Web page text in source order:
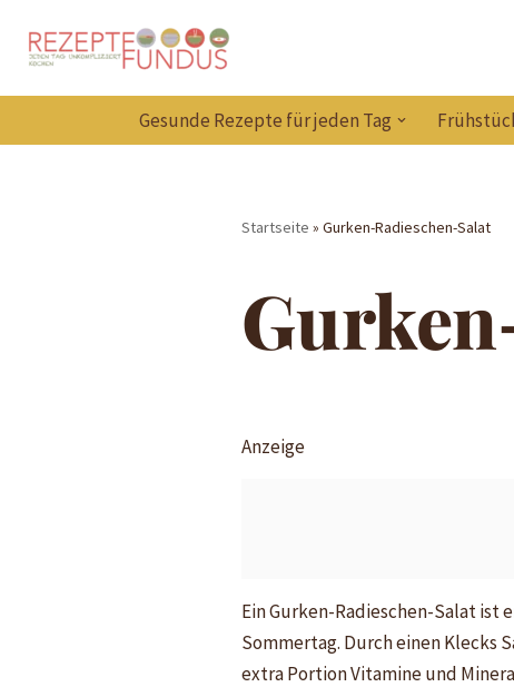
Zum
Inhalt
Gesunde Rezepte für jeden Tag
Startseite » Gurken-Radieschen-Salat
Anzeige
Ein Gurken-Radieschen-Salat
Sommertag. Durch einen Klecks
extra Portion Vitamine und